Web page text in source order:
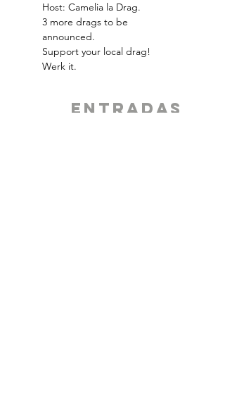
Host: Camelia la Drag.
3 more drags to be
announced.
Support your local drag!
Werk it.
ENTRADAS